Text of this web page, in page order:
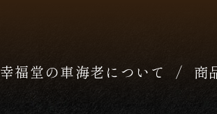
幸福堂の車海老について 商